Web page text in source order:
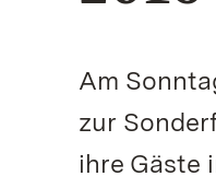
Am
zur
ihre Gäste